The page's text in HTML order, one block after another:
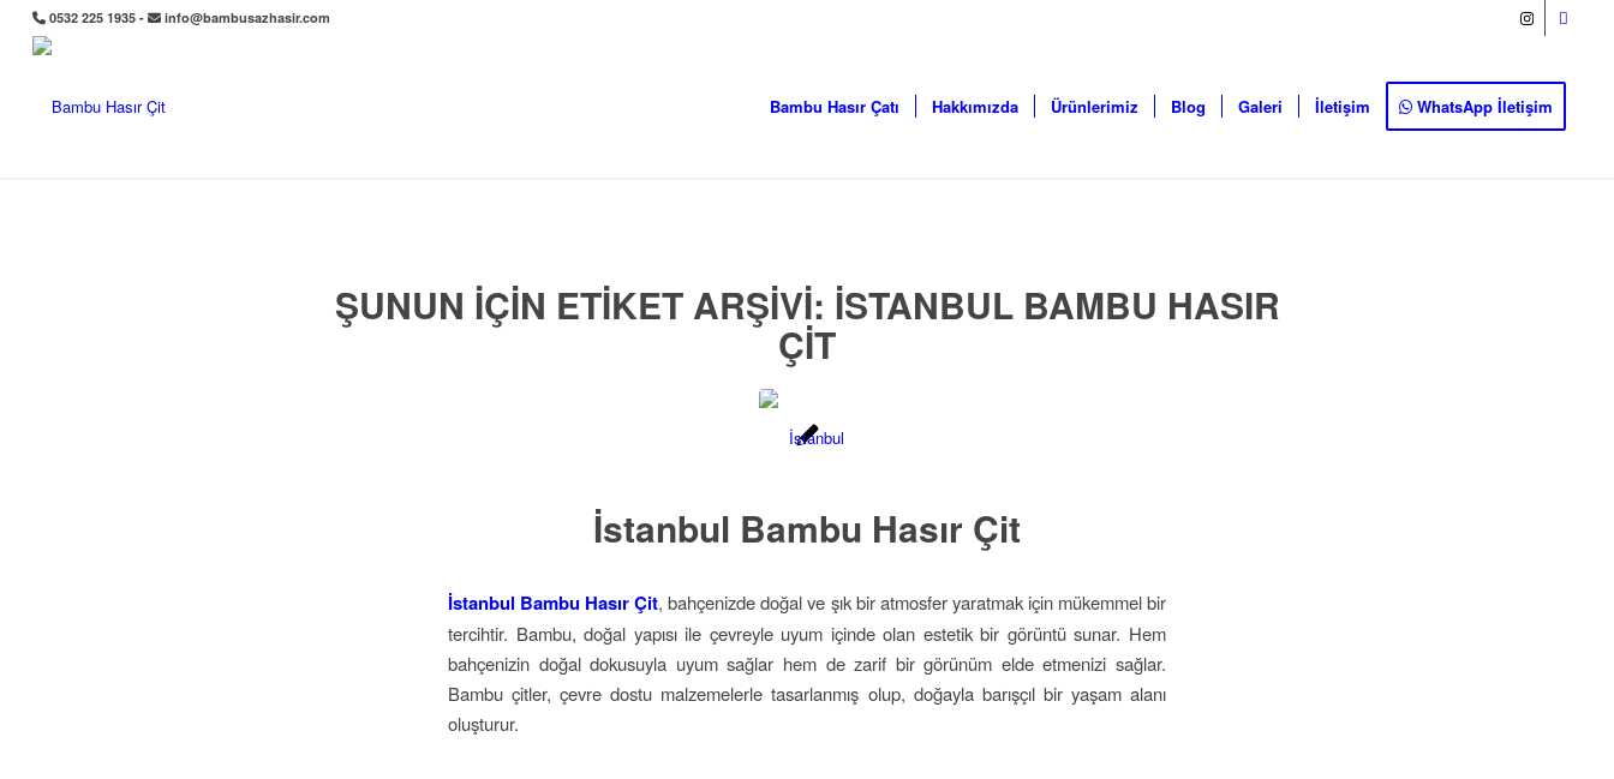
0532 225 1935 - info@bambusazhasir.com
Bambu Hasır Çatı Hakkımızda Ürünlerimiz Blog Galeri İletişim WhatsApp İletişim
ŞUNUN IÇIN ETIKET ARŞIVI: İSTANBUL BAMBU HASIR
ÇIT
İstanbul Bambu Hasır Çit
İstanbul Bambu Hasır Çit, bahçenizde doğal ve şık bir atmosfer yaratmak için mükemmel bir
tercihtir. Bambu, doğal yapısı ile çevreyle uyum içinde olan estetik bir görüntü sunar. Hem
bahçenizin doğal dokusuyla uyum sağlar hem de zarif bir görünüm elde etmenizi sağlar.
Bambu çitler, çevre dostu malzemelerle tasarlanmış olup, doğayla barışçıl bir yaşam alanı
oluşturur.